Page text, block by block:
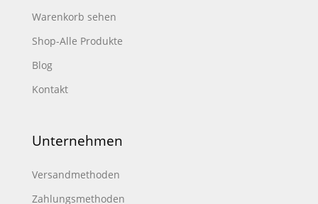
Warenkorb sehen
Shop-Alle Produkte
Blog
Kontakt
Unternehmen
Versandmethoden
Zahlungsmethoden